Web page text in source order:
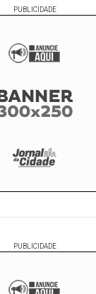
PUBLICIDADE
PUBLICIDADE